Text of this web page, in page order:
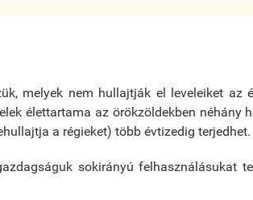
melyek nem hullajtják el leveleiket az
élettartama az örökzöldekben néhány
a régieket) több évtizedig terjedhet.
sokirányú felhasználásukat